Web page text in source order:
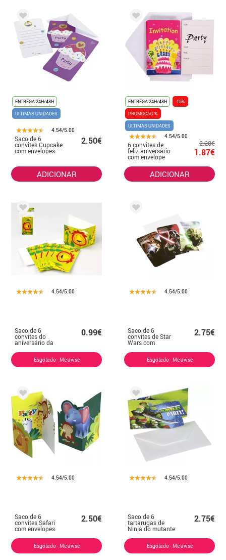
ENTREGA 24H/48H
ÚLTIMAS UNIDADES
4.54/5.00
Saco de 6
convites Cupcake
com envelopes
2.50€
ADICIONAR
ENTREGA 24H/48H
-15%
PROMOÇAO %
ÚLTIMAS UNIDADES
4.54/5.00
6 convites de
feliz aniversário
com envelope
2.20€
1.87€
ADICIONAR
4.54/5.00
Saco de 6
convites do
aniversário da
0.99€
Esgotado - Me avise
4.54/5.00
Saco de 6
convites de Star
Wars com
2.75€
Esgotado - Me avise
4.54/5.00
Saco de 6
convites Safari
com envelopes
2.50€
Esgotado - Me avise
4.54/5.00
Saco de 6
tartarugas de
Ninja do mutante
Convites
2.75€
Esgotado - Me avise